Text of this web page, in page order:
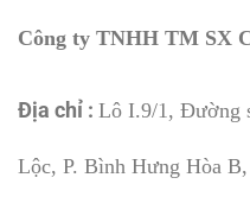
Công ty TNHH TM SX
Địa chỉ : Lô I.9/1, Đường
Lộc, P. Bình Hưng Hòa